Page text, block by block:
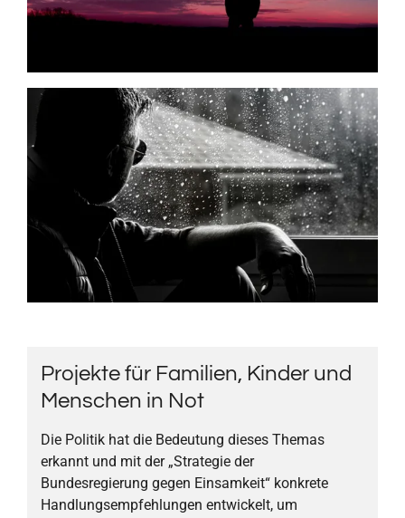
Projekte für Familien, Kinder und
Menschen in Not
Die Politik hat die Bedeutung dieses Themas
erkannt und mit der „Strategie der
Bundesregierung gegen Einsamkeit“ konkrete
Handlungsempfehlungen entwickelt, um